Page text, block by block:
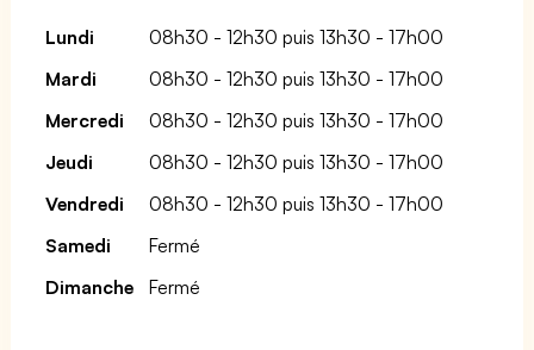
Lundi
08h30 - 12h30 puis 13h30 - 17h00
Mardi
08h30 - 12h30 puis 13h30 - 17h00
Mercredi
08h30 - 12h30 puis 13h30 - 17h00
Jeudi
08h30 - 12h30 puis 13h30 - 17h00
Vendredi
08h30 - 12h30 puis 13h30 - 17h00
Samedi
Fermé
Dimanche
Fermé